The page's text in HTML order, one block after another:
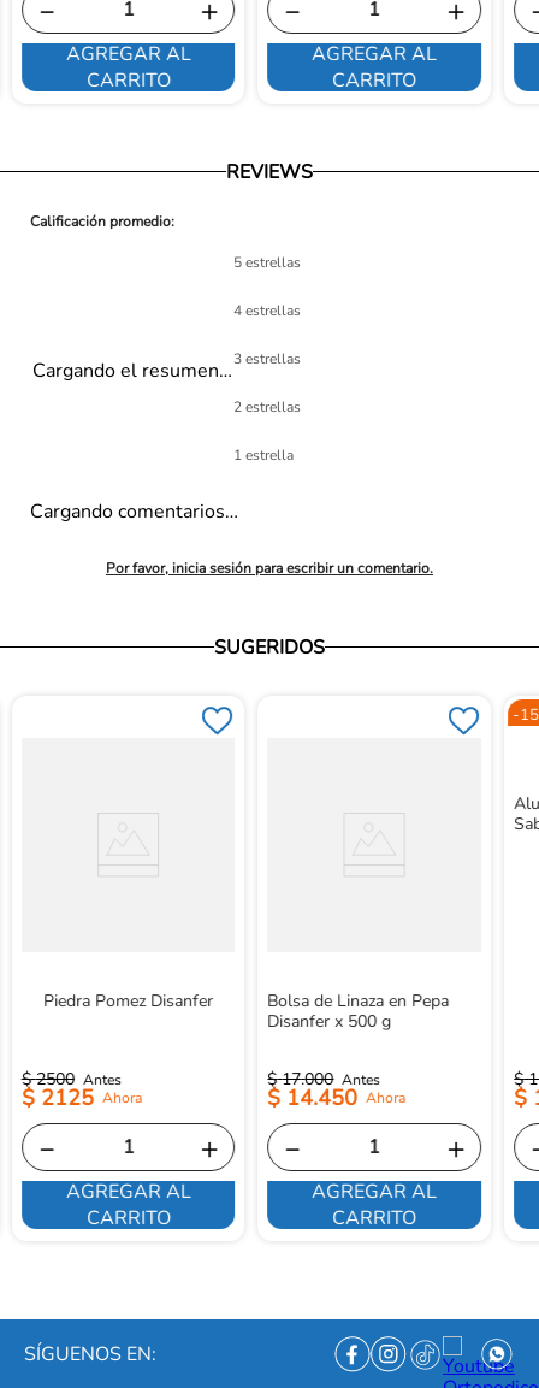
＋
－
AGREGAR AL
CARRITO
＋
－
AGREGAR AL
CARRITO
REVIEWS
Cargando el resumen…
5 estrellas
4 estrellas
3 estrellas
2 estrellas
1 estrella
Por favor, inicia sesión para escribir un comentario.
Cargando comentarios…
SUGERIDOS
Piedra Pomez Disanfer
$ 2500
$ 2125
＋
－
AGREGAR AL
CARRITO
Bolsa de Linaza en Pepa
Disanfer x 500 g
$ 17.000
$ 14.450
＋
－
AGREGAR AL
CARRITO
-
$
$
SÍGUENOS EN: